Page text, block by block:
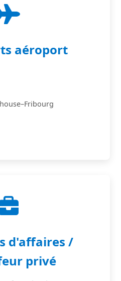
aéroport
d'affaires /
privé